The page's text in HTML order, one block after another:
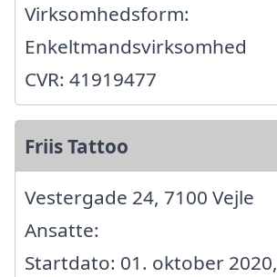
Virksomhedsform:
Enkeltmandsvirksomhed
CVR: 41919477
Friis Tattoo
Vestergade 24, 7100 Vejle
Ansatte:
Startdato: 01. oktober 2020,